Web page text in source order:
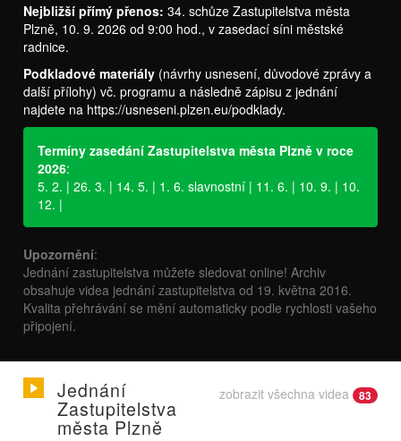
Nejbližší přímý přenos: 34. schůze Zastupitelstva města
Plzně, 10. 9. 2026 od 9:00 hod., v zasedací síni městské
radnice.
Podkladové materiály (návrhy usnesení, důvodové zprávy a
další přílohy) vč. programu a následně zápisu z jednání
najdete na https://usneseni.plzen.eu/podklady.
Termíny zasedání Zastupitelstva města Plzně v roce
2026:
5. 2. | 26. 3. | 14. 5. | 1. 6. slavnostní | 11. 6. | 10. 9. | 10.
12. |
Upozornění:
Jednání zastupitelstva můžete sledovat online! Archiv
obsahuje videa jednání zastupitelstva od 19. května 2016.
Kvalita přehrávání se mění automaticky podle rychlosti vašeho
připojení.
zobrazit všechna videa 83
Jednání
Zastupitelstva
města Plzně